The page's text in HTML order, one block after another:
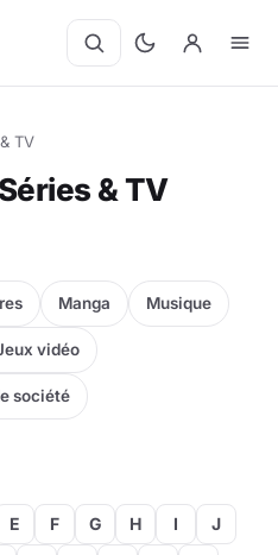
TV
& TV
Manga Musique
vidéo
société
E F G H I
J